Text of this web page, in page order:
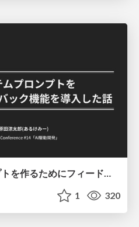
最高のシステムプロンプトを作るためにフィードバック機能を導入した話
1 320